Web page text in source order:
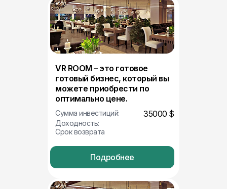
VR ROOM – это готовое
готовый бизнес, который вы
можете приобрести по
оптимально цене.
Сумма инвестиций: 35000 $
Доходность:
Срок возврата
Подробнее